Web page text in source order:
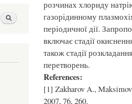
Шукати
розчинах хлориду
газорідинному
періодичної дії.
включає стадії
також стадії
перетворень.
References:
[1] Zakharov A.,
2007, 76, 260.